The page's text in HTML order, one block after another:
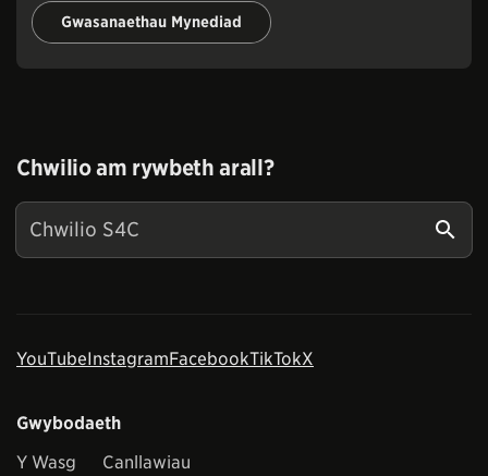
Gwasanaethau Mynediad
Chwilio am rywbeth arall?
YouTubeInstagramFacebookTikTokX
Gwybodaeth
Y Wasg
Canllawiau